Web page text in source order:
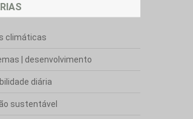
climáticas
| desenvolvimento
diária
sustentável